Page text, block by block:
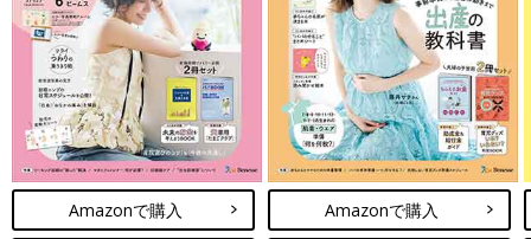
Amazonで購入 Amazonで購入